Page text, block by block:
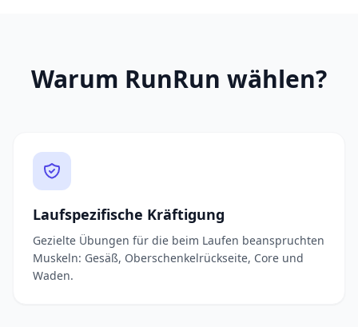
Warum RunRun wählen?
Laufspezifische Kräftigung
Gezielte Übungen für die beim Laufen beanspruchten
Muskeln: Gesäß, Oberschenkelrückseite, Core und
Waden.